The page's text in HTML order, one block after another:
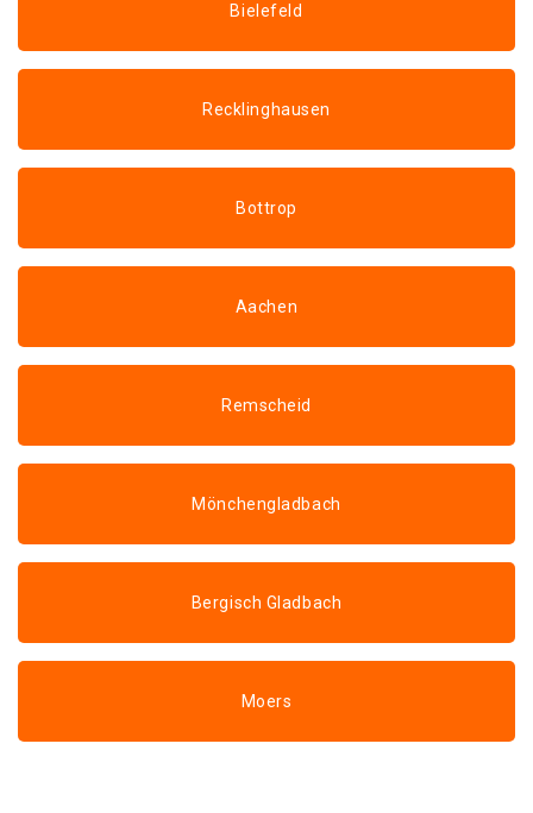
Bielefeld
Recklinghausen
Bottrop
Aachen
Remscheid
Mönchengladbach
Bergisch Gladbach
Moers